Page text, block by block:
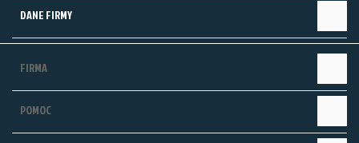
DANE FIRMY
FIRMA
POMOC